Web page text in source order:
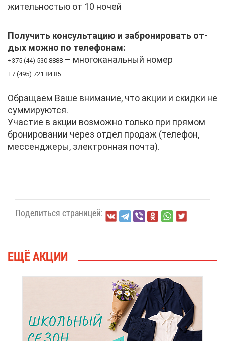
жи­тель­но­стью от 10 но­чей
По­лу­чить кон­суль­та­цию и за­бро­ни­ро­вать от­
дых мож­но по те­ле­фо­нам:
+375 (44) 530 8888 – мно­го­ка­наль­ный но­мер
+7 (495) 721 84 85
Об­ра­ща­ем Ва­ше вни­ма­ние, что ак­ции и скид­ки не
сум­ми­ру­ют­ся.
Уча­стие в ак­ции воз­мож­но толь­ко при пря­мом
бро­ни­ро­ва­нии че­рез от­дел про­даж (те­ле­фон,
мес­сен­дже­ры, элек­трон­ная поч­та).
По­де­лить­ся стра­ни­цей:
ЕЩЁ АК­ЦИИ